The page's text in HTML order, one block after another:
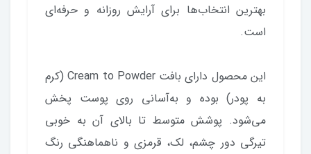
بهترین انتخاب‌ها برای آرایش روزانه و حرفه‌ای
است.
این محصول دارای بافت Cream to Powder (کرم
به پودر) بوده و به‌آسانی روی پوست پخش
می‌شود. پوشش متوسط تا بالای آن به خوبی
تیرگی دور چشم، لک، قرمزی و ناهماهنگی رنگ